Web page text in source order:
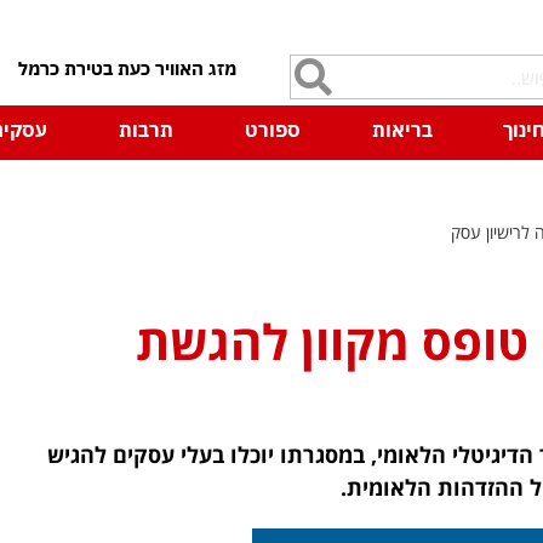
בריאות ספורט תרבות
עסק
מקוון להגשת
הלאומי, במסגרתו יוכלו בעלי עסקים להגיש
ההזדהות הלאומית.